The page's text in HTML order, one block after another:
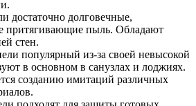
достаточно долговечные,
притягивающие пыль. Обладают
стен.
популярный из-за своей невысокой
в основном в санузлах и лоджиях.
созданию имитаций различных